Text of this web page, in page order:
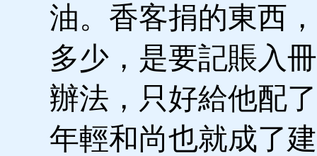
油。香客捐的東西
多少，是要記賬入
辦法，只好給他配
年輕和尚也就成了